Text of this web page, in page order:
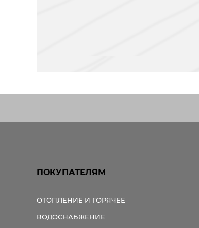
ПОКУПАТЕЛЯМ
ОТОПЛЕНИЕ И ГОРЯЧЕЕ
ВОДОСНАБЖЕНИЕ